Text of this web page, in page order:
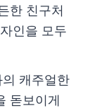
한 친구처
인을 모두
캐주얼한
돋보이게